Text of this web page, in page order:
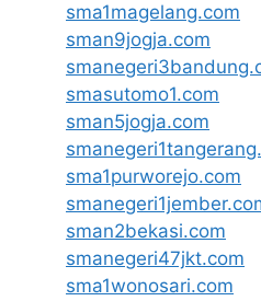
sma1magelang.com
sman9jogja.com
smasutomo1.com
sman5jogja.com
sma1purworejo.com
sman2bekasi.com
smanegeri47jkt.com
sma1wonosari.com